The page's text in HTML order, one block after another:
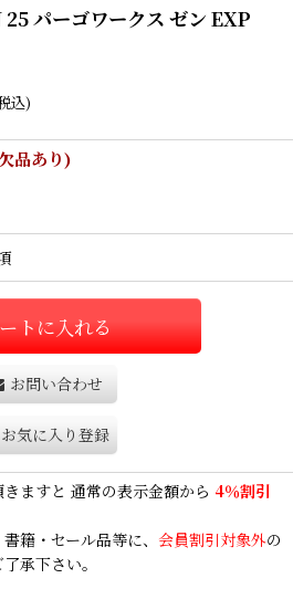
パーゴワークス ゼン EXP
込)
品あり)
トに入れる
お問い合わせ
お気に入り登録
きますと 通常の表示金額から 4％割引
籍・セール品等に、 会員割引対象外の
承下さい。